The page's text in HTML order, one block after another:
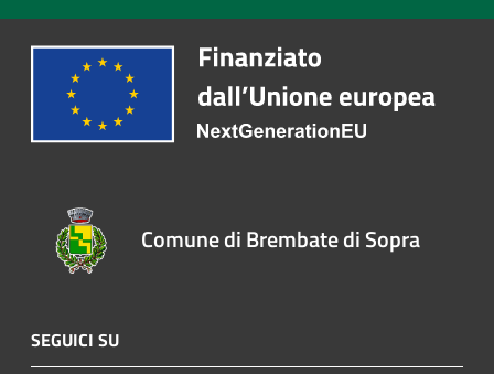
Comune di Brembate di Sopra
SEGUICI SU